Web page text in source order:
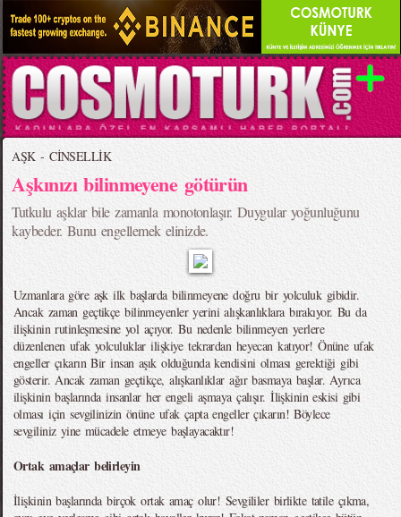
AŞK - CİNSELLİK
Aşkınızı bilinmeyene götürün
Tutkulu aşklar bile zamanla monotonlaşır. Duygular yoğunluğunu
kaybeder. Bunu engellemek elinizde.
Uzmanlara göre aşk ilk başlarda bilinmeyene doğru bir yolculuk gibidir.
Ancak zaman geçtikçe bilinmeyenler yerini alışkanlıklara bırakıyor. Bu da
ilişkinin rutinleşmesine yol açıyor. Bu nedenle bilinmeyen yerlere
düzenlenen ufak yolculuklar ilişkiye tekrardan heyecan katıyor! Önüne ufak
engeller çıkarın Bir insan aşık olduğunda kendisini olması gerektiği gibi
gösterir. Ancak zaman geçtikçe, alışkanlıklar ağır basmaya başlar. Ayrıca
ilişkinin başlarında insanlar her engeli aşmaya çalışır. İlişkinin eskisi gibi
olması için sevgilinizin önüne ufak çapta engeller çıkarın! Böylece
sevgiliniz yine mücadele etmeye başlayacaktır!
Ortak amaçlar belirleyin
İlişkinin başlarında birçok ortak amaç olur! Sevgililer birlikte tatile çıkma,